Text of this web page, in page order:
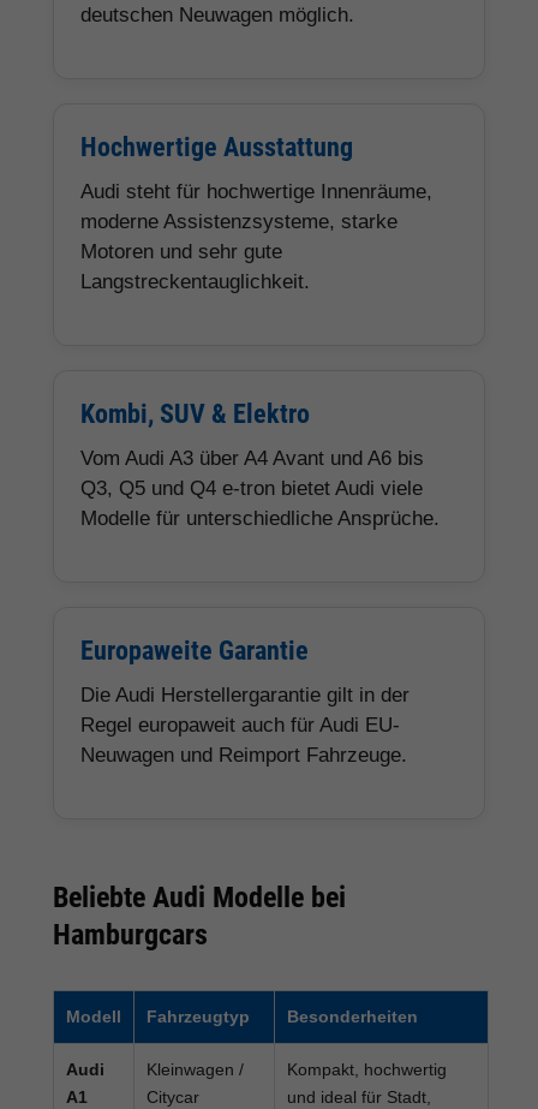
deutschen Neuwagen möglich.
Hochwertige Ausstattung
Audi steht für hochwertige Innenräume,
moderne Assistenzsysteme, starke
Motoren und sehr gute
Langstreckentauglichkeit.
Kombi, SUV & Elektro
Vom Audi A3 über A4 Avant und A6 bis
Q3, Q5 und Q4 e-tron bietet Audi viele
Modelle für unterschiedliche Ansprüche.
Europaweite Garantie
Die Audi Herstellergarantie gilt in der
Regel europaweit auch für Audi EU-
Neuwagen und Reimport Fahrzeuge.
Beliebte Audi Modelle bei
Hamburgcars
Modell Fahrzeugtyp Besonderheiten
Audi
A1
Kleinwagen /
Citycar
Kompakt, hochwertig
und ideal für Stadt,